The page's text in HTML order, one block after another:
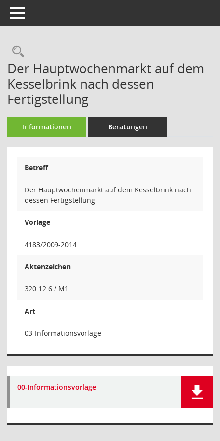
Toggle navigation
Rechercheauswahl
Der Hauptwochenmarkt auf dem
Kesselbrink nach dessen
Fertigstellung
Informationen Beratungen
Betreff
Der Hauptwochenmarkt auf dem Kesselbrink nach
dessen Fertigstellung
Vorlage
4183/2009-2014
Aktenzeichen
320.12.6 / M1
Art
03-Informationsvorlage
00-Informationsvorlage